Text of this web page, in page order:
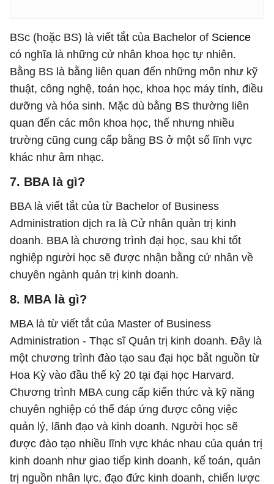
BSc (hoặc BS) là viết tắt của Bachelor of Science
có nghĩa là những cử nhân khoa học tự nhiên.
Bằng BS là bằng liên quan đến những môn như kỹ
thuật, công nghệ, toán học, khoa học máy tính, điều
dưỡng và hóa sinh. Mặc dù bằng BS thường liên
quan đến các môn khoa học, thế nhưng nhiều
trường cũng cung cấp bằng BS ở một số lĩnh vực
khác như âm nhạc.
7. BBA là gì?
BBA là viết tắt của từ Bachelor of Business
Administration dịch ra là Cử nhân quản trị kinh
doanh. BBA là chương trình đại học, sau khi tốt
nghiệp người học sẽ được nhận bằng cử nhân về
chuyên ngành quản trị kinh doanh.
8. MBA là gì?
MBA là từ viết tắt của Master of Business
Administration - Thạc sĩ Quản trị kinh doanh. Đây là
một chương trình đào tạo sau đại học bắt nguồn từ
Hoa Kỳ vào đầu thế kỷ 20 tại đại học Harvard.
Chương trình MBA cung cấp kiến thức và kỹ năng
chuyên nghiệp có thể đáp ứng được công việc
quản lý, lãnh đạo và kinh doanh. Người học sẽ
được đào tạo nhiều lĩnh vực khác nhau của quản trị
kinh doanh như giao tiếp kinh doanh, kế toán, quản
trị nguồn nhân lực, đạo đức kinh doanh, chiến lược